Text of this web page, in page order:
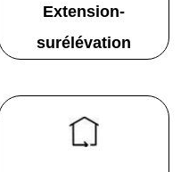
Extension-
surélévation